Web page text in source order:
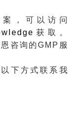
，可以访问
获取。
咨询的GMP 服
下方式联系我